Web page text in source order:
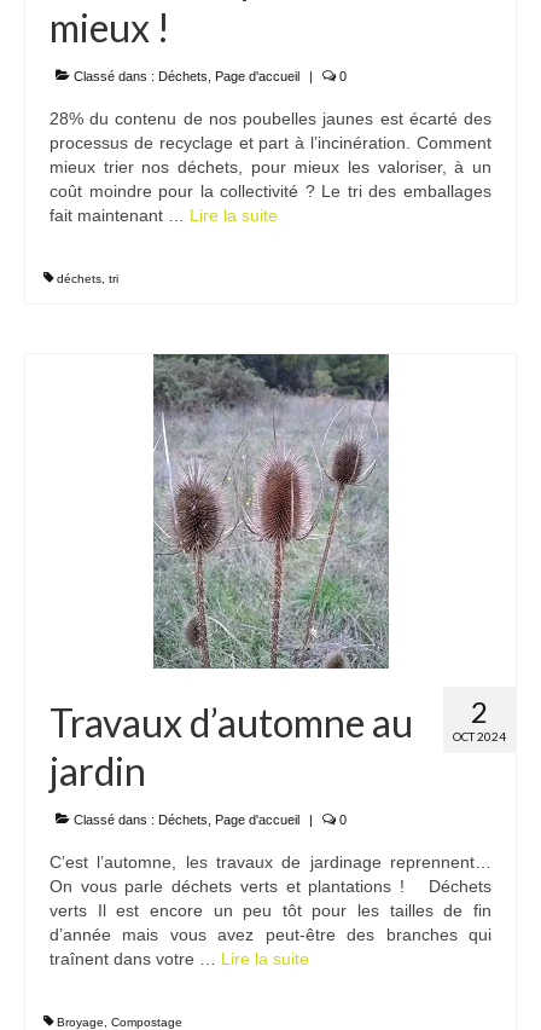
mieux !
Classé dans : Déchets Page d'accueil | 0
28% du contenu de nos poubelles jaunes est écarté des
processus de recyclage et part à l’incinération. Comment
mieux trier nos déchets, pour mieux les valoriser, à un
coût moindre pour la collectivité ? Le tri des emballages
fait maintenant … Lire la suite­­
déchets tri
2
OCT 2024
Travaux d’automne au
jardin
Classé dans : Déchets Page d'accueil | 0
C’est l’automne, les travaux de jardinage reprennent…
On vous parle déchets verts et plantations ! Déchets
verts Il est encore un peu tôt pour les tailles de fin
d’année mais vous avez peut-être des branches qui
traînent dans votre … Lire la suite­­
Broyage Compostage